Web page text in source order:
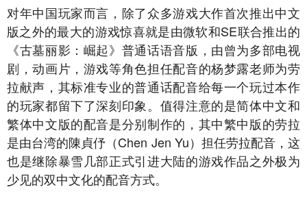
对年中国玩家而言，除了众多游戏大作首次推出中文
版之外的最大的游戏惊喜就是由微软和SE联合推出的
《古墓丽影：崛起》普通话语音版，由曾为多部电视
剧，动画片，游戏等角色担任配音的杨梦露老师为劳
拉献声，其标准专业的普通话配音给每一个玩过本作
的玩家都留下了深刻印象。值得注意的是简体中文和
繁体中文版的配音是分别制作的，其中繁中版的劳拉
是由台湾的陳貞伃（Chen Jen Yu）担任劳拉配音，这
也是继除暴雪几部正式引进大陆的游戏作品之外极为
少见的双中文化的配音方式。